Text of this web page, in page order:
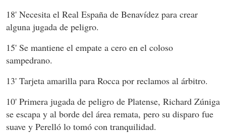
18' Necesita el Real España de Benavídez para crear
alguna jugada de peligro.
15' Se mantiene el empate a cero en el coloso
sampedrano.
13' Tarjeta amarilla para Rocca por reclamos al árbitro.
10' Primera jugada de peligro de Platense, Richard Zúniga
se escapa y al borde del área remata, pero su disparo fue
suave y Perelló lo tomó con tranquilidad.